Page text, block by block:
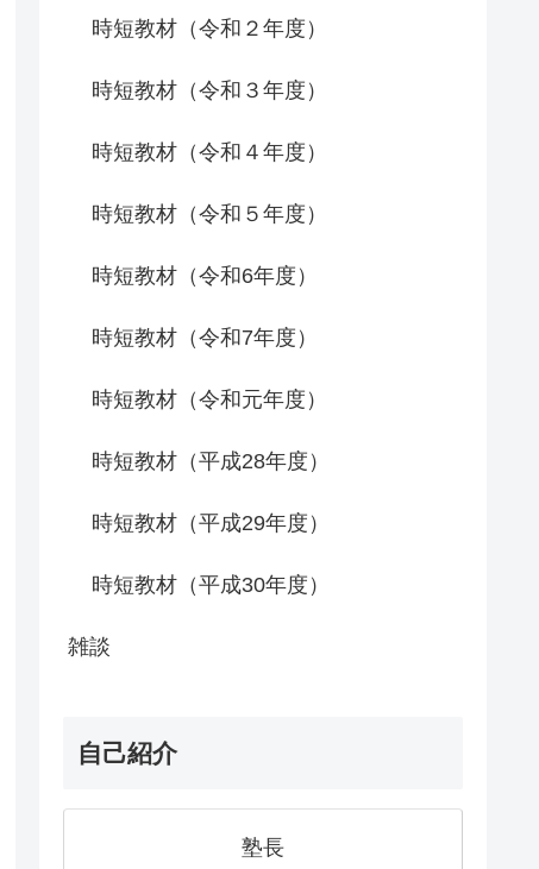
時短教材（令和２年度）
時短教材（令和３年度）
時短教材（令和４年度）
時短教材（令和５年度）
時短教材（令和6年度）
時短教材（令和7年度）
時短教材（令和元年度）
時短教材（平成28年度）
時短教材（平成29年度）
時短教材（平成30年度）
雑談
自己紹介
塾長